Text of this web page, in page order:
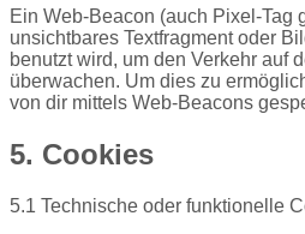
Ein Web-Beacon (auch Pixel-Tag
unsichtbares Textfragment oder
benutzt wird, um den Verkehr auf
überwachen. Um dies zu
von dir mittels Web-Beacons
5. Cookies
5.1 Technische oder funktionelle